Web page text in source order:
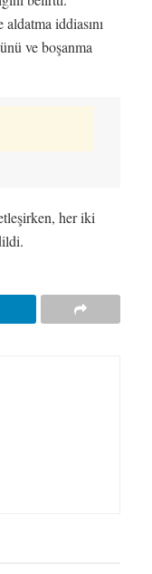
iddiasını
ve boşanma
her iki